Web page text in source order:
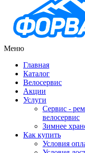
Меню
Главная
Каталог
Велосервис
Акции
Услуги
Сервис -
велосервис
Зимнее
Как купить
Условия